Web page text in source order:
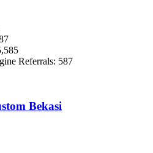
Referrals: 587
Bekasi